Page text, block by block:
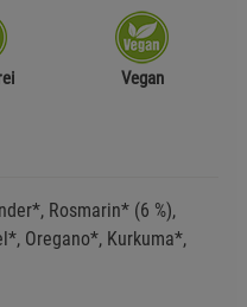
Vegan
Rosmarin* (6 %),
Oregano*, Kurkuma*,